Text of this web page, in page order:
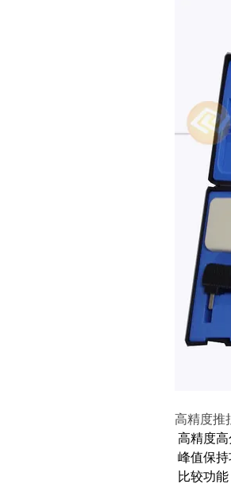
高精度推
高精度高
峰值保
比较功